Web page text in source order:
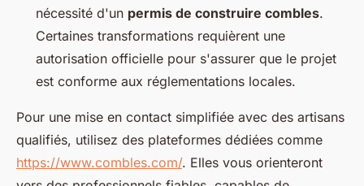
nécessité d'un permis de construire combles.
Certaines transformations requièrent une
autorisation officielle pour s'assurer que le projet
est conforme aux réglementations locales.
Pour une mise en contact simplifiée avec des artisans
qualifiés, utilisez des plateformes dédiées comme
https://www.combles.com/. Elles vous orienteront